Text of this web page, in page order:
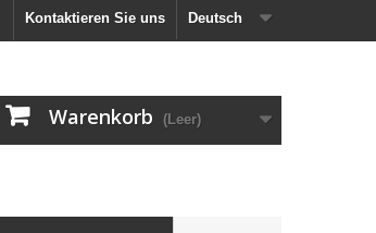
Deutsch
Kontaktieren Sie uns
Warenkorb (Leer)